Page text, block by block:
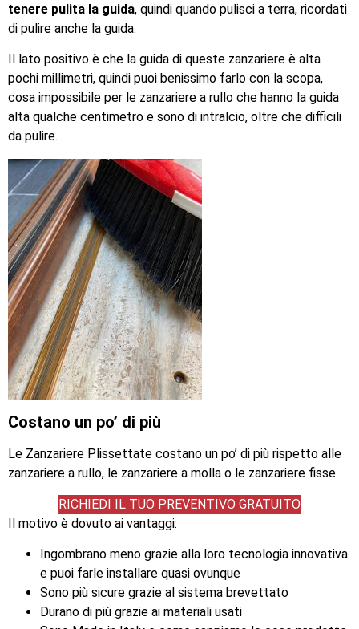
tenere pulita la guida, quindi quando pulisci a terra, ricordati
di pulire anche la guida.
Il lato positivo è che la guida di queste zanzariere è alta
pochi millimetri, quindi puoi benissimo farlo con la scopa,
cosa impossibile per le zanzariere a rullo che hanno la guida
alta qualche centimetro e sono di intralcio, oltre che difficili
da pulire.
Costano un po’ di più
Le Zanzariere Plissettate costano un po’ di più rispetto alle
zanzariere a rullo, le zanzariere a molla o le zanzariere fisse.
RICHIEDI IL TUO PREVENTIVO GRATUITO
Il motivo è dovuto ai vantaggi:
Ingombrano meno grazie alla loro tecnologia innovativa
e puoi farle installare quasi ovunque
Sono più sicure grazie al sistema brevettato
Durano di più grazie ai materiali usati